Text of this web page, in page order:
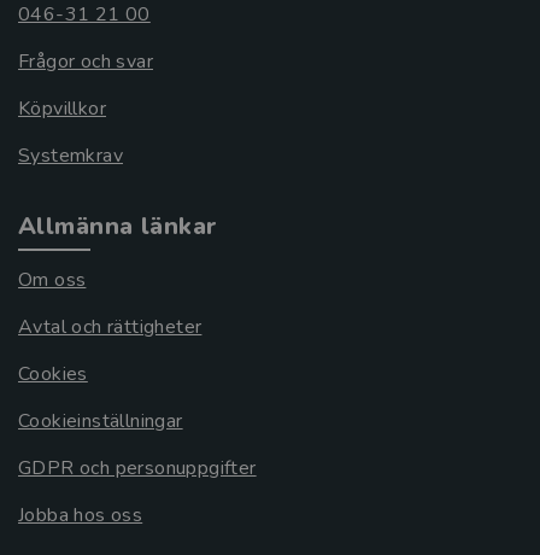
046-31 21 00
Frågor och svar
Köpvillkor
Systemkrav
Allmänna länkar
Om oss
Avtal och rättigheter
Cookies
Cookieinställningar
GDPR och personuppgifter
Jobba hos oss